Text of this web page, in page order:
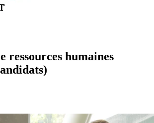
ressources humaines